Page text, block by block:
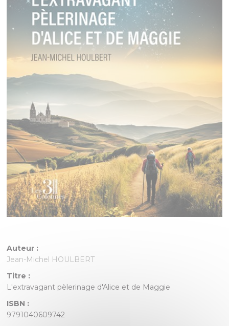
Auteur :
Jean-Michel HOULBERT
Titre :
L'extravagant pèlerinage d'Alice et de Maggie
ISBN :
9791040609742